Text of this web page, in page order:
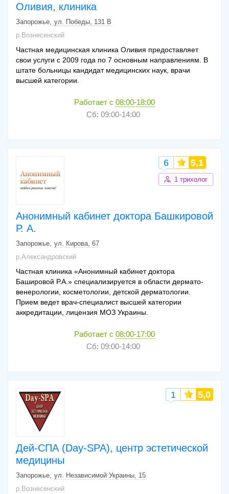
Оливия, клиника
Запорожье ул. Победы, 131 В
р.Вознесенский
Частная медицинская клиника Оливия предоставляет
свои услуги с 2009 года по 7 основным направлениям. В
штате больницы кандидат медицинских наук, врачи
высшей категории.
Работает с 08:00-18:00
Сб: 09:00-14:00
Анонимный кабинет доктора Башкировой
Р. А.
6 5,1
1 трихолог
Запорожье ул. Кирова, 67
р.Александровский
Частная клиника «Анонимный кабинет доктора
Башировой Р.А.» специализируется в области дермато-
венерологии, косметологии, детской дерматологии.
Прием ведет врач-специалист высшей категории
аккредитации, лицензия МОЗ Украины.
Работает с 08:00-17:00
Сб: 09:00-14:00
Дей-СПА (Day-SPA), центр эстетической
медицины
1 5,0
Запорожье ул. Независимой Украины, 15
р.Вознесенский